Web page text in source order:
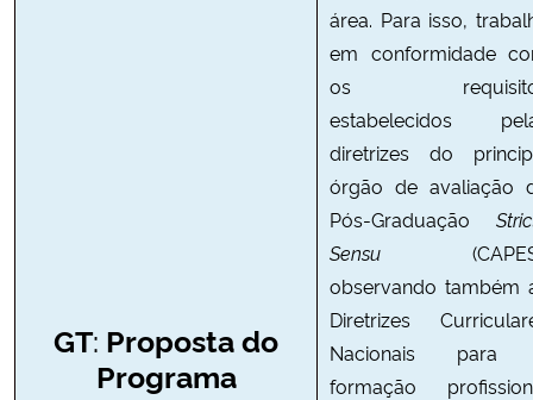
GT: Proposta do
Programa
área. Para isso,
em conformidade
os
estabelecidos
diretrizes do
órgão de avaliação
Pós-Graduação
Sensu
observando também
Diretrizes
Nacionais para
formação